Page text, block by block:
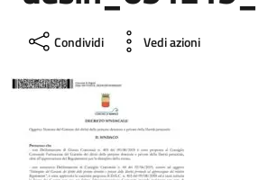
Condividi Vedi azioni